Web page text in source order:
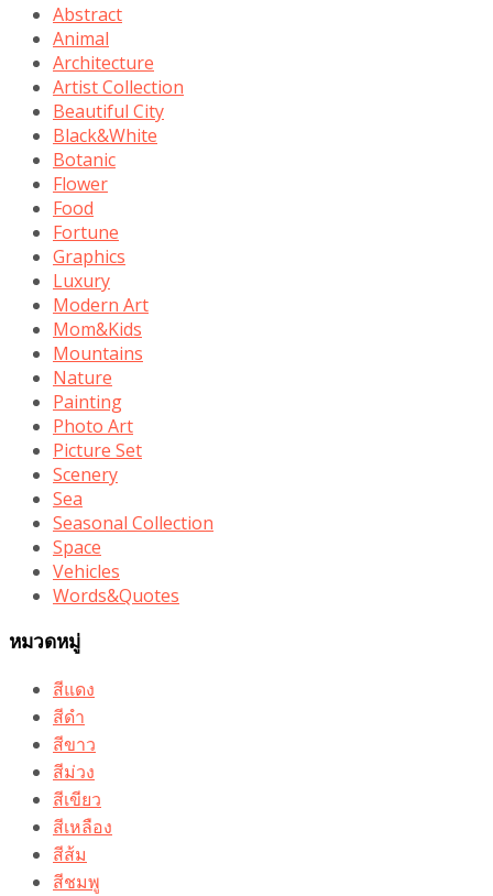
Abstract
Animal
Architecture
Artist Collection
Beautiful City
Black&White
Botanic
Flower
Food
Fortune
Graphics
Luxury
Modern Art
Mom&Kids
Mountains
Nature
Painting
Photo Art
Picture Set
Scenery
Sea
Seasonal Collection
Space
Vehicles
Words&Quotes
หมวดหมู่
สีแดง
สีดำ
สีขาว
สีม่วง
สีเขียว
สีเหลือง
สีส้ม
สีชมพู